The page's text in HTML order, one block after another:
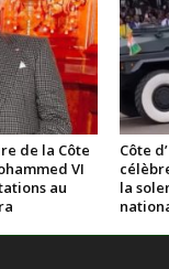
de la Côte
VI
au
Côte
la